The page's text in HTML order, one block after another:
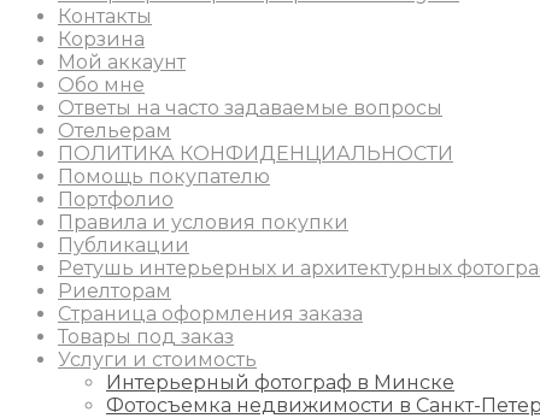
Контакты
Корзина
Мой аккаунт
Обо мне
Ответы на часто задаваемые вопросы
Отельерам
ПОЛИТИКА КОНФИДЕНЦИАЛЬНОСТИ
Помощь покупателю
Портфолио
Правила и условия покупки
Публикации
Ретушь интерьерных и архитектурных
Риелторам
Страница оформления заказа
Товары под заказ
Услуги и стоимость
Интерьерный фотограф в Минске
Фотосъемка недвижимости в Санкт-